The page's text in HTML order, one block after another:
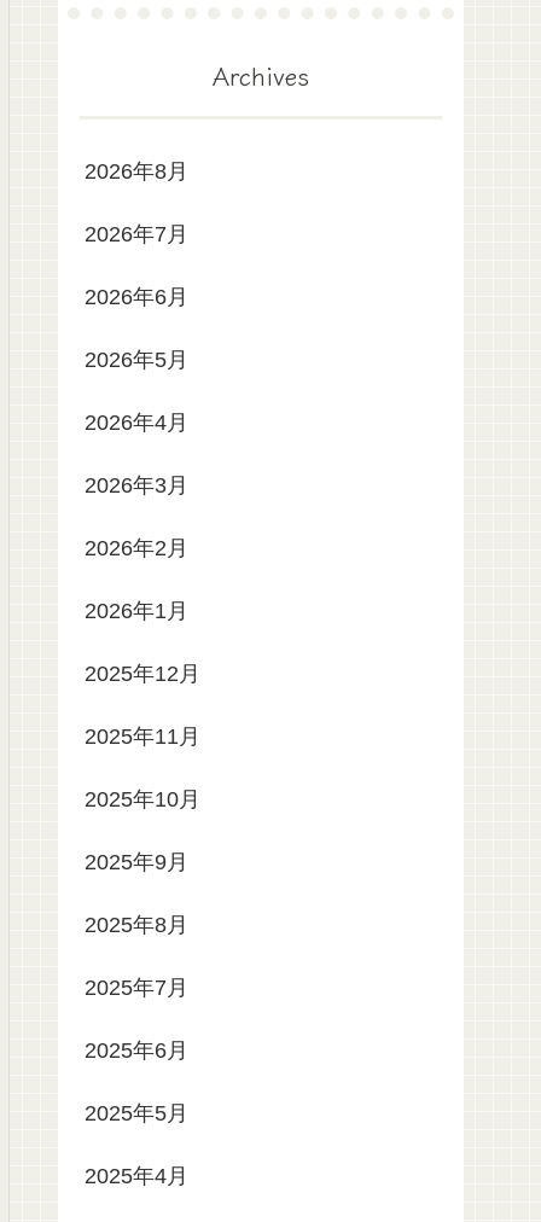
Archives
2026年8月
2026年7月
2026年6月
2026年5月
2026年4月
2026年3月
2026年2月
2026年1月
2025年12月
2025年11月
2025年10月
2025年9月
2025年8月
2025年7月
2025年6月
2025年5月
2025年4月